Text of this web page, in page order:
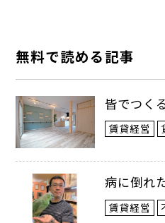
た。大学入学後に生
れても、帰省のたび
悩み事を話して相談
長年にわたり親交を深
この美容室は、予
ロンで、Ａさんが１
無料で読める記事
皆でつく
賃貸経営
病に倒れ
賃貸経営